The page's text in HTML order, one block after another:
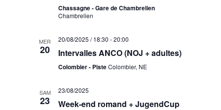
Chassagne - Gare de Chambrelien
Chambrelien
MER
20
20/08/2025 / 18:30 -20:00
Intervalles ANCO (NOJ + adultes)
Colombier - PisteColombier, NE
SAM
23
23/08/2025
Week-end romand + JugendCup